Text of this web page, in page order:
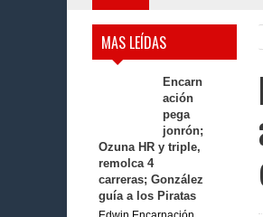
MAS LEÍDAS
Encarn
ación
pega
jonrón;
Ozuna HR y triple,
remolca 4
carreras; González
guía a los Piratas